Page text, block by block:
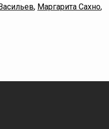
, Маргарита Сахно,